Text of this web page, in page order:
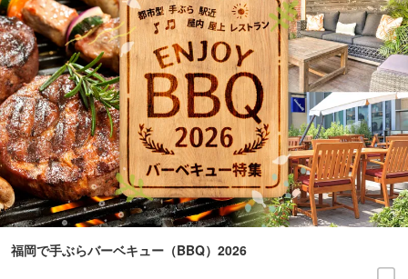
福岡で手ぶらバーベキュー（BBQ）2026